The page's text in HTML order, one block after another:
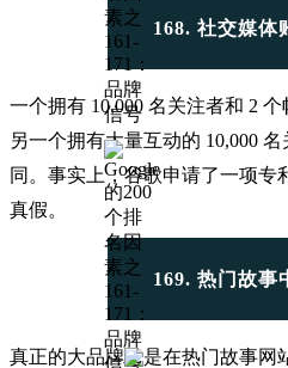
168. 社交媒体
一个拥有 10,000 名关注者和 2
另一个拥有大量互动的 10,000
同。事实上，谷歌申请了一项专
真假。
169. 热门故事
真正的大品牌总是在热门故事网